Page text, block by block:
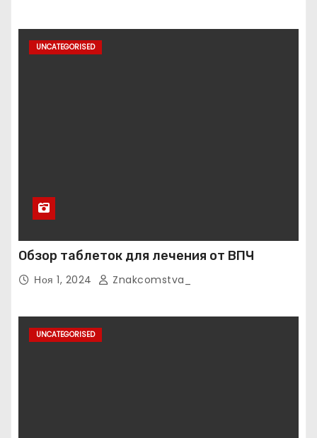
UNCATEGORISED
Обзор таблеток для лечения от ВПЧ
Ноя 1, 2024 Znakcomstva_
UNCATEGORISED